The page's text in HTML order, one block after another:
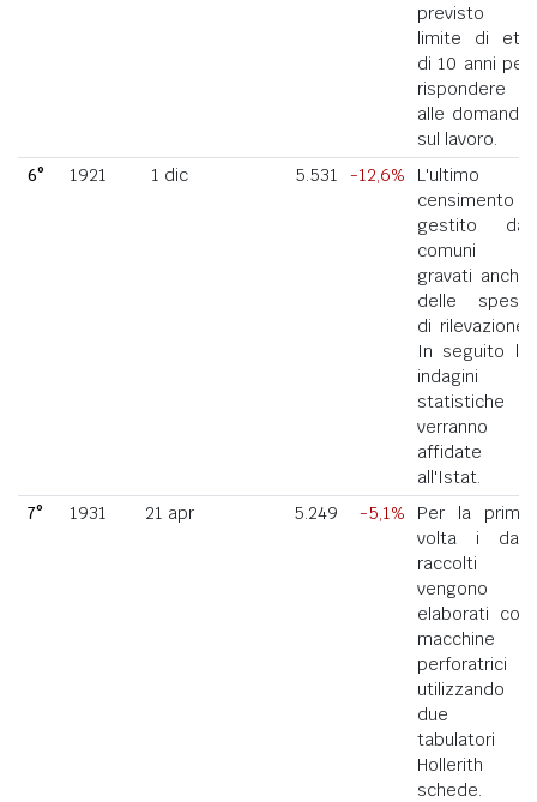
previsto il
limite di età
di 10 anni per
rispondere
alle domande
sul lavoro.
6°
1921 1 dic 5.531 -12,6%
L'ultimo
censimento
gestito dai
comuni
gravati anche
delle spese
di rilevazione.
In seguito le
indagini
statistiche
verranno
affidate
all'Istat.
7°
1931 21 apr 5.249 -5,1%
Per la prima
volta i dati
raccolti
vengono
elaborati con
macchine
perforatrici
utilizzando
due
tabulatori
Hollerith a
schede.